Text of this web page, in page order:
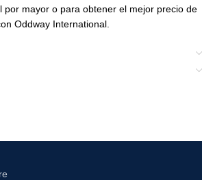
por mayor o para obtener el mejor precio de
Oddway International.